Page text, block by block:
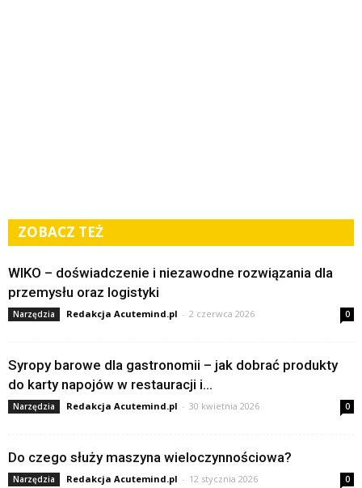
ZOBACZ TEŻ
WIKO – doświadczenie i niezawodne rozwiązania dla
przemysłu oraz logistyki
Narzędzia Redakcja Acutemind.pl - 2 czerwca 2026 0
Syropy barowe dla gastronomii – jak dobrać produkty
do karty napojów w restauracji i...
Narzędzia Redakcja Acutemind.pl - 30 kwietnia 2026 0
Do czego służy maszyna wieloczynnościowa?
Narzędzia Redakcja Acutemind.pl - 12 stycznia 2026 0